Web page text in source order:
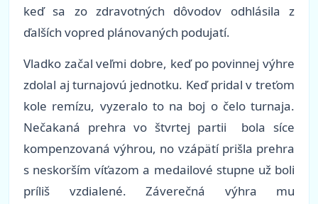
keď sa zo zdravotných dôvodov odhlásila z
ďalších vopred plánovaných podujatí.
Vladko začal veľmi dobre, keď po povinnej výhre
zdolal aj turnajovú jednotku. Keď pridal v treťom
kole remízu, vyzeralo to na boj o čelo turnaja.
Nečakaná prehra vo štvrtej partii bola síce
kompenzovaná výhrou, no vzápätí prišla prehra
s neskorším víťazom a medailové stupne už boli
príliš vzdialené. Záverečná výhra mu